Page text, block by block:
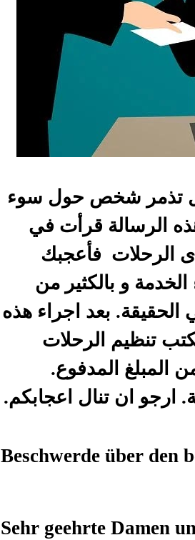
تذمر شخص حول سوء
الرسالة قرأت في
الرحلات فأعجبك
و بالكثير من
الحقيقة. بعد اجراء هذه
تنظيم الرحلات
المبلغ المدفوع.
ارجو ان تنال اعجابكم.
Beschwerde über den
Sehr geehrte Damen